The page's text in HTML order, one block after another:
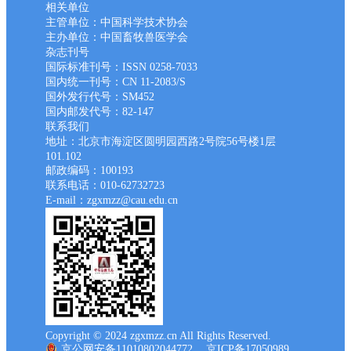
相关单位
主管单位：中国科学技术协会
主办单位：中国畜牧兽医学会
杂志刊号
国际标准刊号：ISSN 0258-7033
国内统一刊号：CN 11-2083/S
国外发行代号：SM452
国内邮发代号：82-147
联系我们
地址：北京市海淀区圆明园西路2号院56号楼1层
101.102
邮政编码：100193
联系电话：010-62732723
E-mail：zgxmzz@cau.edu.cn
Copyright © 2024 zgxmzz.cn All Rights Reserved.